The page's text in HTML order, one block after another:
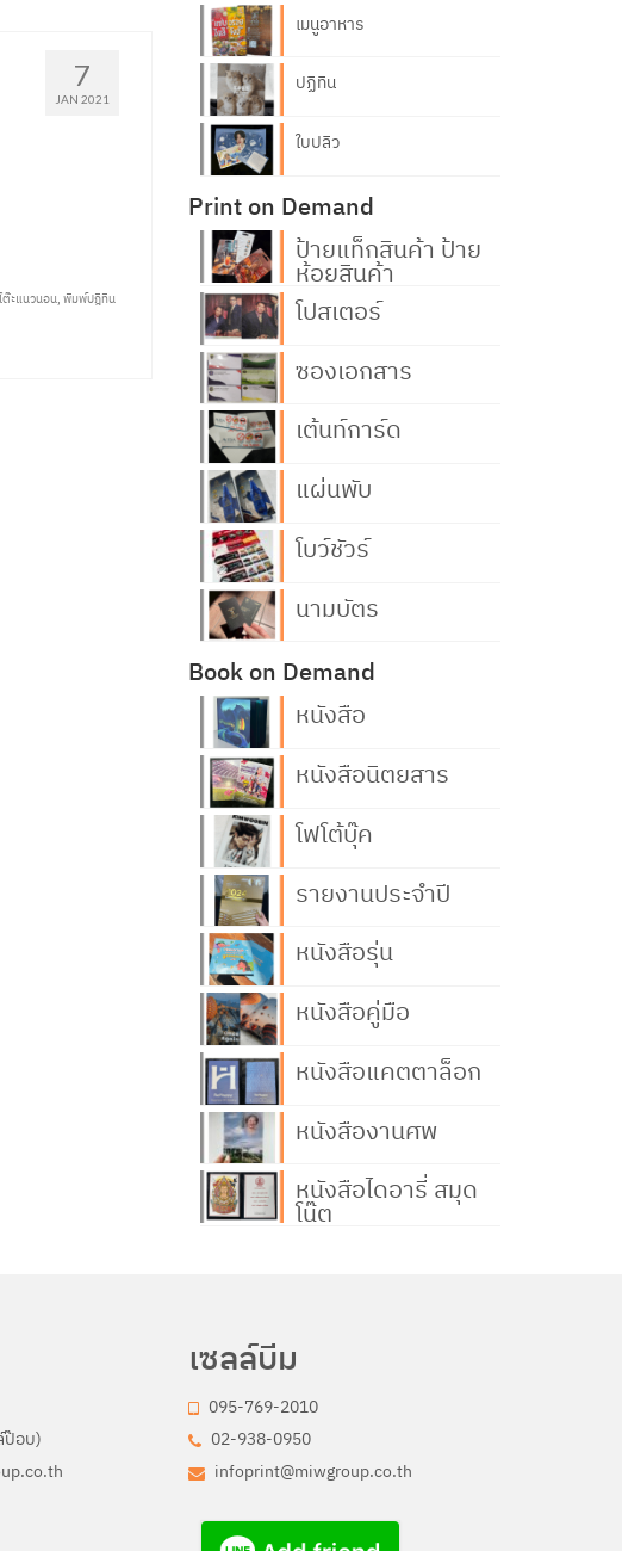
7
JAN 2021
ะแนวนอน ,พิมพ์ปฎิทิน
เมนูอาหาร
ปฏิทิน
ใบปลิว
Print on Demand
ป้ายแท็กสินค้า ป้าย
ห้อยสินค้า
โปสเตอร์
ซองเอกสาร
เต้นท์การ์ด
แผ่นพับ
โบว์ชัวร์
นามบัตร
Book on Demand
หนังสือ
หนังสือนิตยสาร
โฟโต้บุ๊ค
รายงานประจำปี
หนังสือรุ่น
หนังสือคู่มือ
หนังสือแคตตาล็อก
หนังสืองานศพ
หนังสือไดอารี่ สมุด
โน๊ต
ป๊อบ)
เซลล์บีม
095-769-2010
02-938-0950
infoprint@miwgroup.co.th